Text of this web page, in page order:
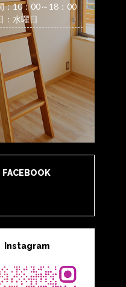
：10：00～18：00
水曜日
FACEBOOK
Instagram